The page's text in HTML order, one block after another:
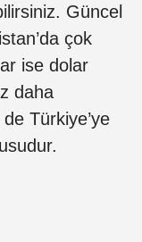
Güncel
çok
ise dolar
daha
Türkiye’ye